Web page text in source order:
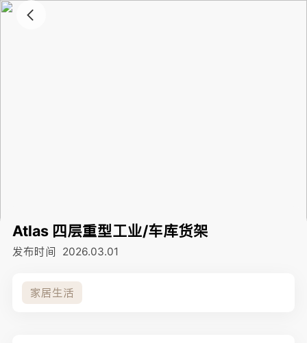
Atlas 四层重型工业/车库货架
发布时间 2026.03.01
家居生活